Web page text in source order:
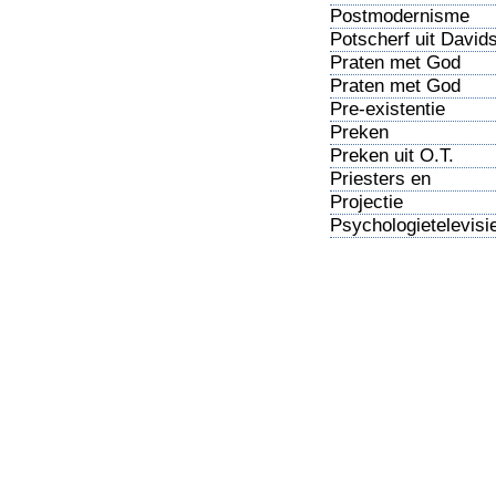
Postmodernisme
Potscherf uit
tijd
Praten met God
Praten met God
(vervolg)
Pre-existentie
Preken
Preken uit O.T.
Priesters en
bisschoppen
Projectie